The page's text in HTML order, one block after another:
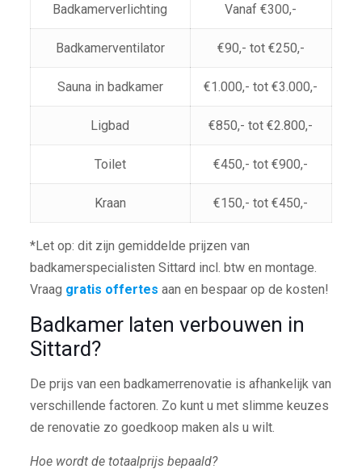
Badkamerverlichting Vanaf €300,-
Badkamerventilator €90,- tot €250,-
Sauna in badkamer €1.000,- tot €3.000,-
Ligbad €850,- tot €2.800,-
Toilet €450,- tot €900,-
Kraan €150,- tot €450,-
*Let op: dit zijn gemiddelde prijzen van
badkamerspecialisten Sittard incl. btw en montage.
Vraag gratis offertes aan en bespaar op de kosten!
Badkamer laten verbouwen in
Sittard?
De prijs van een badkamerrenovatie is afhankelijk van
verschillende factoren. Zo kunt u met slimme keuzes
de renovatie zo goedkoop maken als u wilt.
Hoe wordt de totaalprijs bepaald?